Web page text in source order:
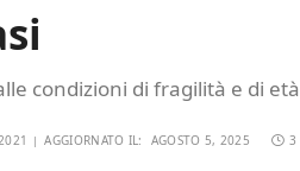
condizioni di fragilità e di
AGGIORNATO IL: AGOSTO 5, 2025 3